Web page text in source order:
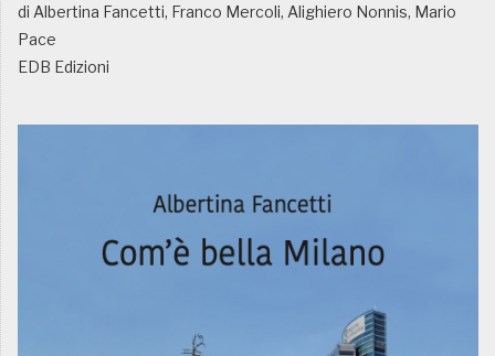
di Albertina Fancetti, Franco Mercoli, Alighiero Nonnis, Mario
Pace
EDB Edizioni